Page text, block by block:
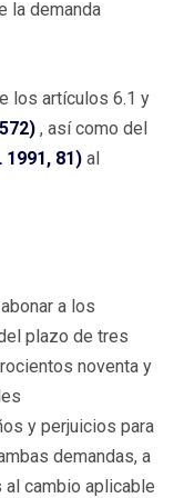
la demanda
los artículos 6.1 y
, así como del
1991, 81) al
a los
plazo de tres
noventa y
y perjuicios para
demandas, a
cambio aplicable